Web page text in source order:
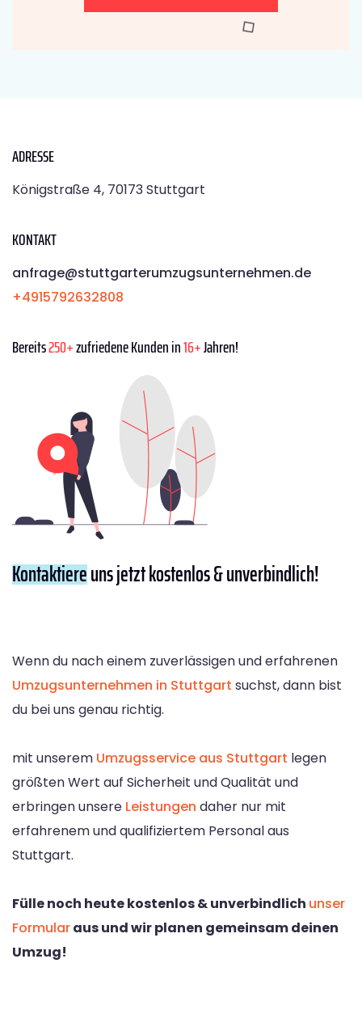
ADRESSE
Königstraße 4, 70173 Stuttgart
KONTAKT
anfrage@stuttgarterumzugsunternehmen.de
+4915792632808
Bereits250+zufriedene Kunden in16+Jahren!
Kontaktiereuns jetzt kostenlos & unverbindlich!
Wenn du nach einem zuverlässigen und erfahrenen
Umzugsunternehmen in Stuttgart suchst, dann bist
du bei uns genau richtig.
mit unserem Umzugsservice aus Stuttgart legen
größten Wert auf Sicherheit und Qualität und
erbringen unsere Leistungen daher nur mit
erfahrenem und qualifiziertem Personal aus
Stuttgart.
Fülle noch heute kostenlos & unverbindlich unser
Formularaus und wir planen gemeinsam deinen
Umzug!